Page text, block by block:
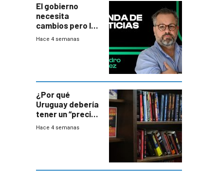
El gobierno
necesita
cambios pero los
ministros tienen
Hace 4 semanas
¿Por qué
Uruguay debería
tener un “precio
único” en los
Hace 4 semanas